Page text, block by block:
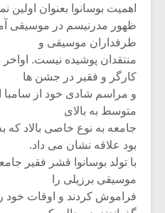
اهمیت بوسانوا بعنوان اولین
ظهور مدرنیسم در موسیقی
طرفداران موسیقی و
کارگر و فقیر در جشن ها
و مراسم شادی خود از سامبا
متوسط به بالای
بود علاقه نشان می داد.
با تولد بوسانوا قشر فقیر
موسیقی برزیلی را
فراموش کردند و اوقات خود